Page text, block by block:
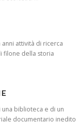
attività di ricerca
filone della storia
biblioteca e di un
documentario inedito